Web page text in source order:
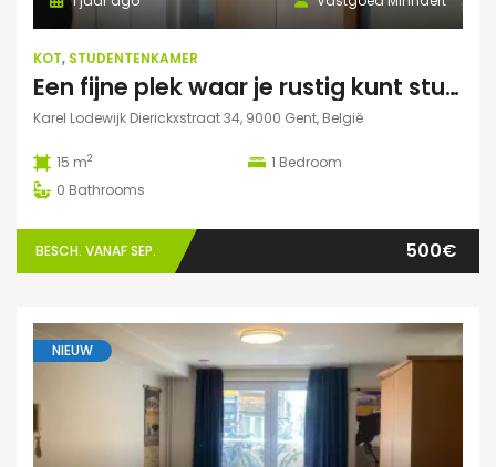
KOT, STUDENTENKAMER
Een fijne plek waar je rustig kunt studeren
Karel Lodewijk Dierickxstraat 34, 9000 Gent, België
15 m2 1 Bedroom
0 Bathrooms
BESCH. VANAF SEP. 500€
NIEUW